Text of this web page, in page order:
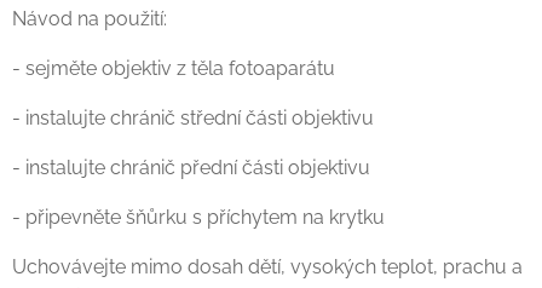
Návod na použití:
- sejměte objektiv z těla fotoaparátu
- instalujte chránič střední části objektivu
- instalujte chránič přední části objektivu
- připevněte šňůrku s příchytem na krytku
Uchovávejte mimo dosah dětí, vysokých teplot, prachu a